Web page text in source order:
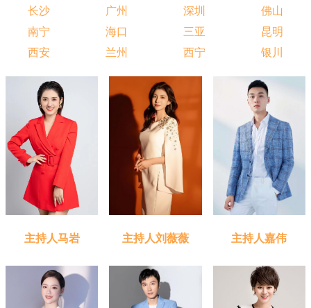
长沙
广州 深圳
佛山
南宁
海口 三亚
昆明
西安
兰州 西宁 银川
主持人马岩 主持人刘薇薇 主持人嘉伟